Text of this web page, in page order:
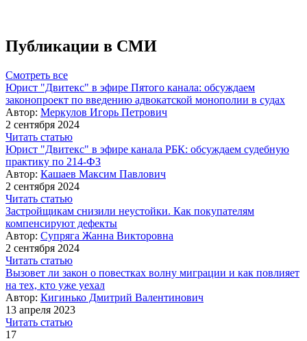
Публикации в СМИ
Смотреть все
Юрист "Двитекс" в эфире Пятого канала: обсуждаем
законопроект по введению адвокатской монополии в судах
Автор: Меркулов Игорь Петрович
2 сентября 2024
Читать статью
Юрист "Двитекс" в эфире канала РБК: обсуждаем судебную
практику по 214-ФЗ
Автор: Кашаев Максим Павлович
2 сентября 2024
Читать статью
Застройщикам снизили неустойки. Как покупателям
компенсируют дефекты
Автор: Супряга Жанна Викторовна
2 сентября 2024
Читать статью
Вызовет ли закон о повестках волну миграции и как повлияет
на тех, кто уже уехал
Автор: Кигинько Дмитрий Валентинович
13 апреля 2023
Читать статью
17